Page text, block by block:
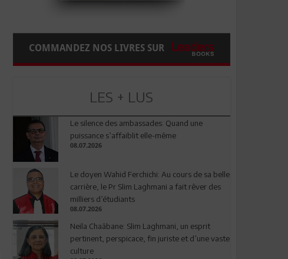
COMMANDEZ NOS LIVRES SUR
LES + LUS
Le silence des ambassades: Quand une
puissance s’affaiblit elle-même
08.07.2026
Le doyen Wahid Ferchichi: Au cours de sa belle
carrière, le Pr Slim Laghmani a fait rêver des
milliers d’étudiants
08.07.2026
Neila Chaâbane: Slim Laghmani, un esprit
pertinent, perspicace, fin juriste et d’une vaste
culture